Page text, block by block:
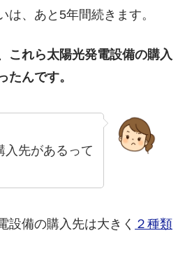
は、あと5年間続きます。
これら太陽光発電設備の購入
たんです。
入先があるって
設備の購入先は大きく ２種類